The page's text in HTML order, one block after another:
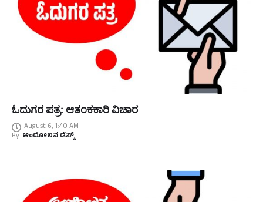
ಓದುಗರ ಪತ್ರ: ಆತಂಕಕಾರಿ ವಿಚಾರ
August 6, 1:40 AM
By ಆಂದೋಲನ ಡೆಸ್ಕ್